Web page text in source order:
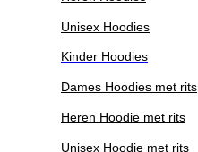
Unisex Hoodies
Kinder Hoodies
Dames Hoodies met rits
Heren Hoodie met rits
Unisex Hoodie met rits